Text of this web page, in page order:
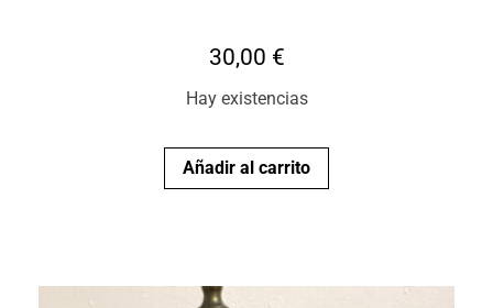
30,00 €
Hay existencias
Añadir al carrito